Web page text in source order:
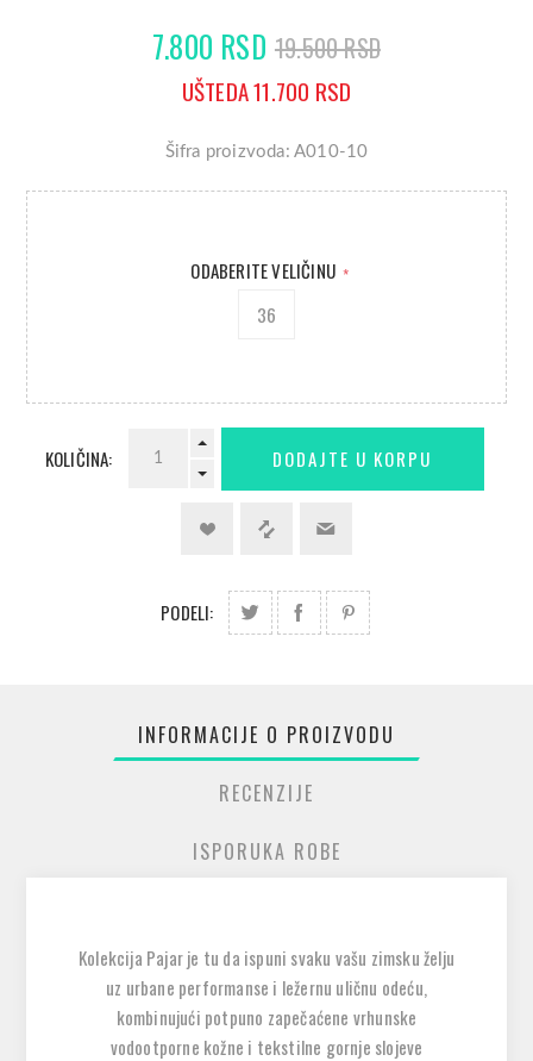
7.800 RSD 19.500 RSD
UŠTEDA 11.700 RSD
Šifra proizvoda: A010-10
ODABERITE VELIČINU *
36
KOLIČINA:
PODELI:
INFORMACIJE O PROIZVODU
RECENZIJE
ISPORUKA ROBE
Kolekcija Pajar je tu da ispuni svaku vašu zimsku želju
uz urbane performanse i ležernu uličnu odeću,
kombinujući potpuno zapečaćene vrhunske
vodootporne kožne i tekstilne gornje slojeve